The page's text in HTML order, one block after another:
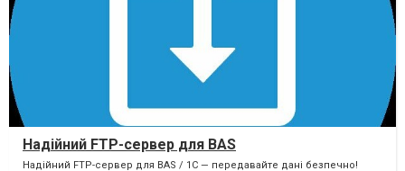
Надійний FTP-сервер для BAS
Надійний FTP-сервер для BAS / 1C — передавайте дані безпечно!